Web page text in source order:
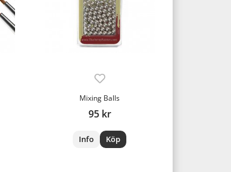
Mixing Balls
95 kr
Info Köp